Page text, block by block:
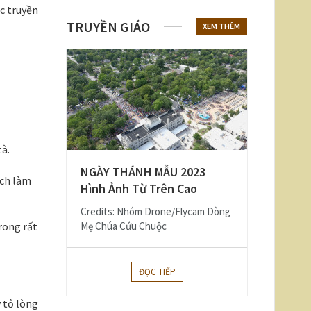
truyền
làm
rất
tỏ lòng
TRUYỀN GIÁO XEM THÊM
NGÀY THÁNH MẪU 2023
Hình Ảnh Từ Trên Cao
Credits: Nhóm Drone/Flycam Dòng
Mẹ Chúa Cứu Chuộc
ĐỌC TIẾP